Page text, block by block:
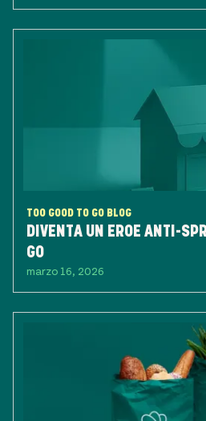
TOO GOOD TO GO BLOG
DIVENTA UN EROE ANTI-
GO
marzo 16, 2026